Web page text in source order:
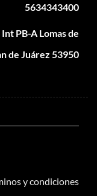
5634343400
PB-A Lomas de
de Juárez 53950
y condiciones